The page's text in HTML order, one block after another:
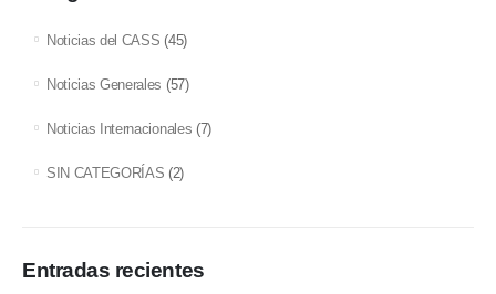
Noticias del CASS (45)
Noticias Generales (57)
Noticias Internacionales (7)
SIN CATEGORÍAS (2)
Entradas recientes